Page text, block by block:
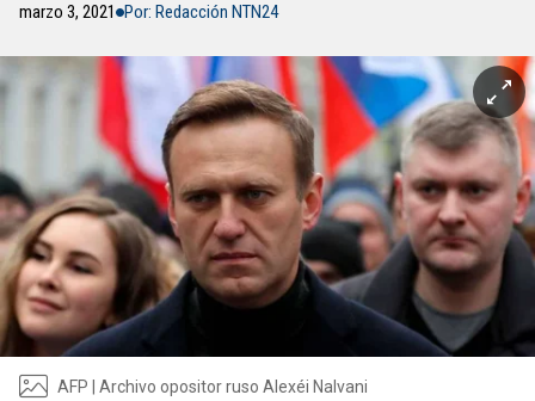
marzo 3, 2021 Por: Redacción NTN24
AFP | Archivo opositor ruso Alexéi Nalvani